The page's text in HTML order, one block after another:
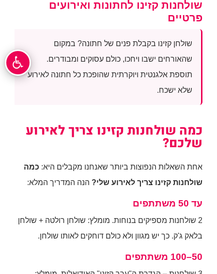
שולחנות קזינו לחתונות ואירועים
פרטיים
שולחן קזינו בקבלת פנים של חתונה? במקום
שהאורחים ישבו ויחכו, כולם עסוקים ומבודרים.
תוספת אלגנטית ויוקרתית שהופכת כל חתונה לאירוע
שלא ישכח.
כמה שולחנות קזינו צריך לאירוע
שלכם?
אחת השאלות הנפוצות ביותר שאנחנו מקבלים היא: כמה
שולחנות קזינו צריך לאירוע שלי? הנה המדריך המלא:
עד 50 משתתפים
2 שולחנות מספיקים בנוחות. מומלץ: שולחן רולטה + שולחן
בלאק ג'ק. כך יש מגוון ולא כולם דוחקים לאותו שולחן.
50–100 משתתפים